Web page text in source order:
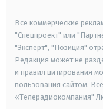
Все коммерческие
"Спецпроект" или
"Эксперт", "Позиция"
Редакция может не
и правил цитирования
пользования сайтом.
«Телерадиокомпания"